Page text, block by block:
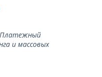
и массовых